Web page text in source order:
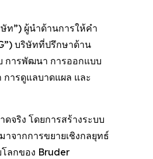
ท”) ผู้นำด้านการให้คำ
บริษัทที่ปรึกษาด้าน
การพัฒนา การออกแบบ
ารดูแลบาดแผล และ
จริง โดยการสร้างระบบ
จากการขยายเชิงกลยุทธ์
ลกของ Bruder